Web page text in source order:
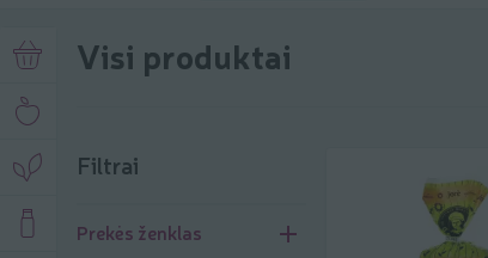
Visi produktai
Filtrai
Prekės ženklas